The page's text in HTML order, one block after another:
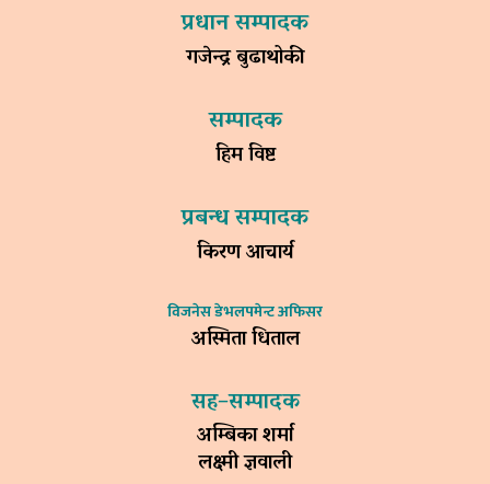
प्रधान सम्पादक
गजेन्द्र बुढाथोकी
सम्पादक
हिम विष्ट
प्रबन्ध सम्पादक
किरण आचार्य
विजनेस डेभलपमेन्ट अफिसर
अस्मिता धिताल
सह–सम्पादक
अम्बिका शर्मा
लक्ष्मी ज्ञवाली